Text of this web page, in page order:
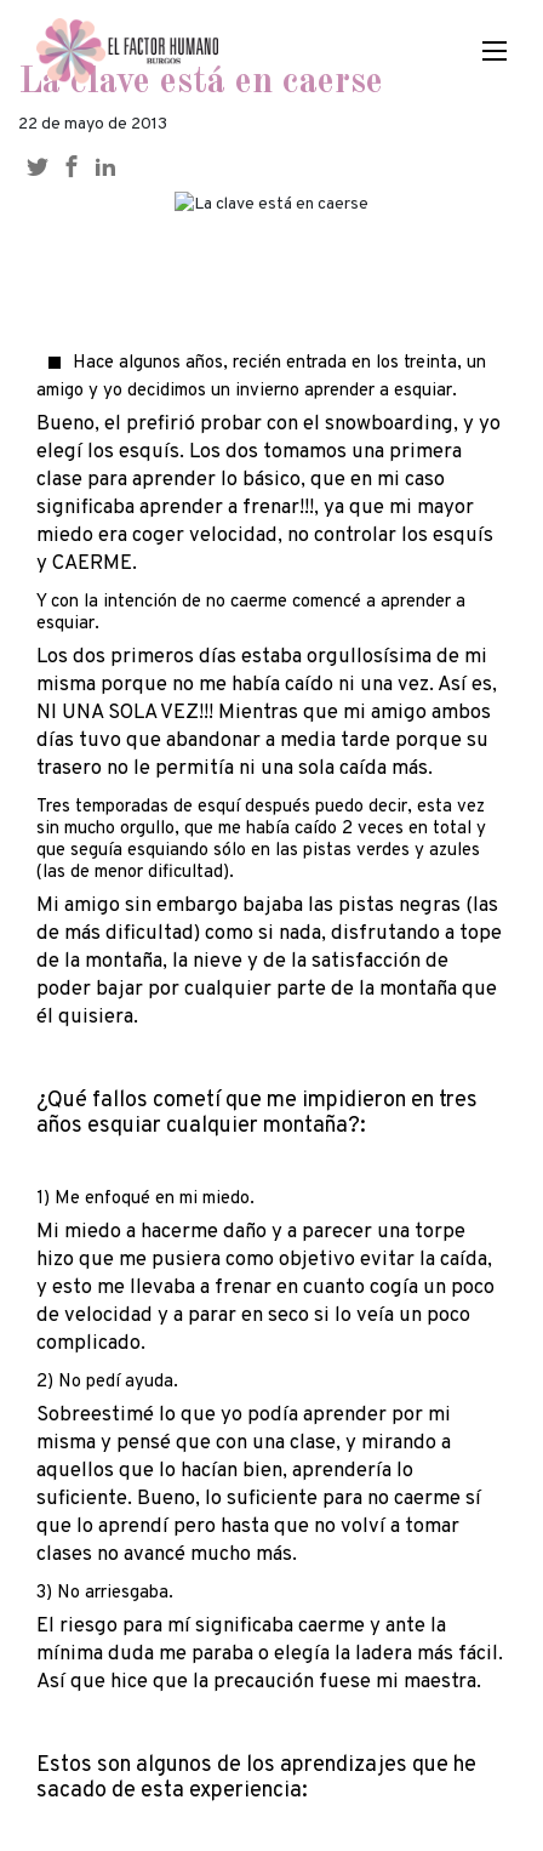
La clave está en caerse
22 de mayo de 2013
Hace algunos años, recién entrada en los treinta, un
amigo y yo decidimos un invierno aprender a esquiar.
Bueno, el prefirió probar con el snowboarding, y yo
elegí los esquís. Los dos tomamos una primera
clase para aprender lo básico, que en mi caso
significaba aprender a frenar!!!, ya que mi mayor
miedo era coger velocidad, no controlar los esquís
y CAERME.
Y con la intención de no caerme comencé a aprender a
esquiar.
Los dos primeros días estaba orgullosísima de mi
misma porque no me había caído ni una vez. Así es,
NI UNA SOLA VEZ!!! Mientras que mi amigo ambos
días tuvo que abandonar a media tarde porque su
trasero no le permitía ni una sola caída más.
Tres temporadas de esquí después puedo decir, esta vez
sin mucho orgullo, que me había caído 2 veces en total y
que seguía esquiando sólo en las pistas verdes y azules
(las de menor dificultad).
Mi amigo sin embargo bajaba las pistas negras (las
de más dificultad) como si nada, disfrutando a tope
de la montaña, la nieve y de la satisfacción de
poder bajar por cualquier parte de la montaña que
él quisiera.
¿Qué fallos cometí que me impidieron en tres
años esquiar cualquier montaña?:
1) Me enfoqué en mi miedo.
Mi miedo a hacerme daño y a parecer una torpe
hizo que me pusiera como objetivo evitar la caída,
y esto me llevaba a frenar en cuanto cogía un poco
de velocidad y a parar en seco si lo veía un poco
complicado.
2) No pedí ayuda.
Sobreestimé lo que yo podía aprender por mi
misma y pensé que con una clase, y mirando a
aquellos que lo hacían bien, aprendería lo
suficiente. Bueno, lo suficiente para no caerme sí
que lo aprendí pero hasta que no volví a tomar
clases no avancé mucho más.
3) No arriesgaba.
El riesgo para mí significaba caerme y ante la
mínima duda me paraba o elegía la ladera más fácil.
Así que hice que la precaución fuese mi maestra.
Estos son algunos de los aprendizajes que he
sacado de esta experiencia: